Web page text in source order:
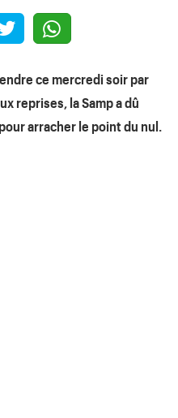
ce mercredi soir par
reprises, la Samp a dû
arracher le point du nul.